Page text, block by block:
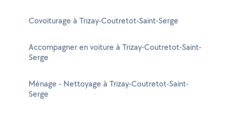
Covoiturage à Trizay-Coutretot-Saint-Serge
Accompagner en voiture à Trizay-Coutretot-Saint-
Serge
Ménage - Nettoyage à Trizay-Coutretot-Saint-
Serge